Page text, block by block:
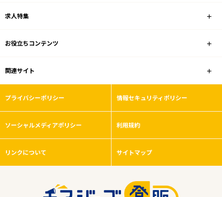
求人特集
お役立ちコンテンツ
関連サイト
プライバシーポリシー 情報セキュリティポリシー
ソーシャルメディアポリシー 利用規約
リンクについて サイトマップ